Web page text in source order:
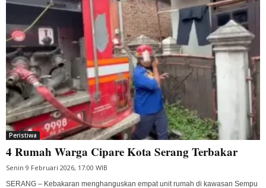
Peristiwa
4 Rumah Warga Cipare Kota Serang Terbakar
Senin 9 Februari 2026, 17:00 WIB
SERANG – Kebakaran menghanguskan empat unit rumah di kawasan Sempu